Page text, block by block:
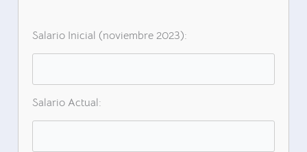
Salario Inicial (noviembre 2023):
Salario Actual: